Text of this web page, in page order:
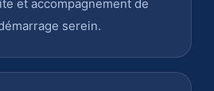
et accompagnement de
serein.